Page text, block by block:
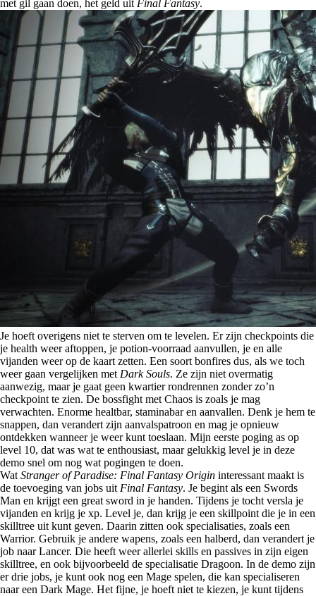
met gil gaan doen, het geld uit Final Fantasy.
Je hoeft overigens niet te sterven om te levelen. Er zijn checkpoints die
je health weer aftoppen, je potion-voorraad aanvullen, je en alle
vijanden weer op de kaart zetten. Een soort bonfires dus, als we toch
weer gaan vergelijken met Dark Souls. Ze zijn niet overmatig
aanwezig, maar je gaat geen kwartier rondrennen zonder zo’n
checkpoint te zien. De bossfight met Chaos is zoals je mag
verwachten. Enorme healtbar, staminabar en aanvallen. Denk je hem te
snappen, dan verandert zijn aanvalspatroon en mag je opnieuw
ontdekken wanneer je weer kunt toeslaan. Mijn eerste poging as op
level 10, dat was wat te enthousiast, maar gelukkig level je in deze
demo snel om nog wat pogingen te doen.
Wat Stranger of Paradise: Final Fantasy Origin interessant maakt is
de toevoeging van jobs uit Final Fantasy. Je begint als een Swords
Man en krijgt een great sword in je handen. Tijdens je tocht versla je
vijanden en krijg je xp. Level je, dan krijg je een skillpoint die je in een
skilltree uit kunt geven. Daarin zitten ook specialisaties, zoals een
Warrior. Gebruik je andere wapens, zoals een halberd, dan verandert je
job naar Lancer. Die heeft weer allerlei skills en passives in zijn eigen
skilltree, en ook bijvoorbeeld de specialisatie Dragoon. In de demo zijn
er drie jobs, je kunt ook nog een Mage spelen, die kan specialiseren
naar een Dark Mage. Het fijne, je hoeft niet te kiezen, je kunt tijdens